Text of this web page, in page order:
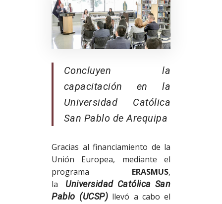
Concluyen la
capacitación en la
Universidad Católica
San Pablo de Arequipa
Gracias al financiamiento de la
Unión Europea, mediante el
programa ERASMUS,
la Universidad Católica San
Pablo (UCSP) llevó a cabo el